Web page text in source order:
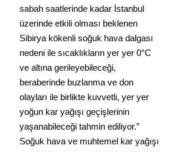
sabah saatlerinde kadar İstanbul
üzerinde etkili olması beklenen
Sibirya kökenli soğuk hava dalgası
nedeni ile sıcaklıkların yer yer 0°C
ve altına gerileyebileceği,
beraberinde buzlanma ve don
olayları ile birlikte kuvvetli, yer yer
yoğun kar yağışı geçişlerinin
yaşanabileceği tahmin ediliyor.”
Soğuk hava ve muhtemel kar yağışı